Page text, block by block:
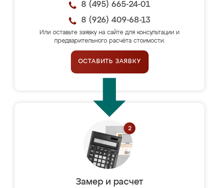
8 (495) 665-24-01
8 (926) 409-68-13
Или оставьте заявку на сайте для консультации и
предварительного расчёта стоимости.
ОСТАВИТЬ ЗАЯВКУ
Замер и расчет